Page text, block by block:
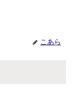
こあら